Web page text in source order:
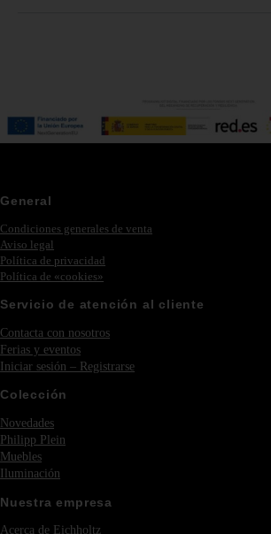
General
Condiciones generales de venta
Aviso legal
Política de privacidad
Política de «cookies»
Servicio de atención al cliente
Contacta con nosotros
Ferias y eventos
Iniciar sesión – Registrarse
Colección
Novedades
Philipp Plein
Muebles
Iluminación
Nuestra empresa
Acerca de Eichholtz